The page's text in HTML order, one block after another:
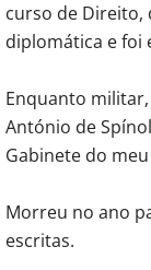
curso de
diplomática e foi
Enquanto
António de
Gabinete do
Morreu no ano
escritas.